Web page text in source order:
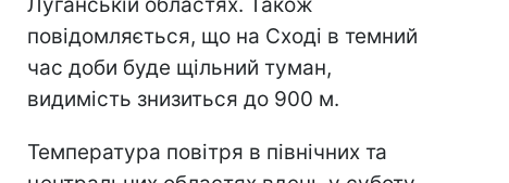
Луганській областях. Також
повідомляється, що на Сході в темний
час доби буде щільний туман,
видимість знизиться до 900 м.
Температура повітря в північних та